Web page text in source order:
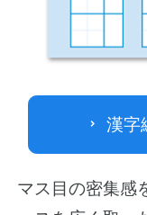
マス目の密集感
漢字